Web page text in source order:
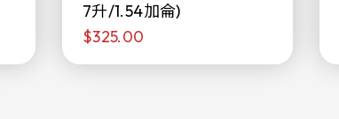
7升/1.54加侖)
$325.00